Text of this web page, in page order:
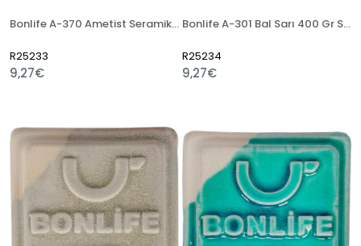
Bonlife A-370 Ametist Seramik 400 Gr Artistik Sır
R25233
9,27€
Bonlife A-301 Bal Sarı 400 Gr Seramik Artistik Sır
R25234
9,27€